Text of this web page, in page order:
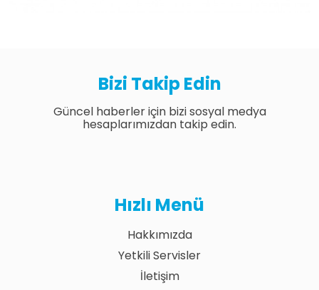
Bizi Takip Edin
Güncel haberler için bizi sosyal medya
hesaplarımızdan takip edin.
Hızlı Menü
Hakkımızda
Yetkili Servisler
İletişim